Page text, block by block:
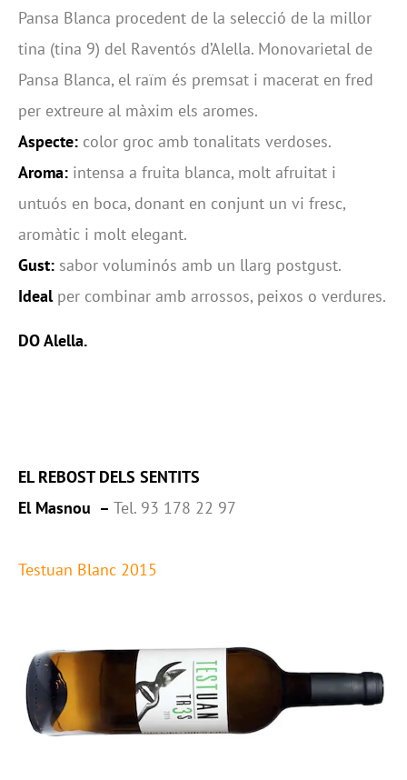
Pansa Blanca procedent de la selecció de la millor
tina (tina 9) del Raventós d’Alella. Monovarietal de
Pansa Blanca, el raïm és premsat i macerat en fred
per extreure al màxim els aromes.
Aspecte: color groc amb tonalitats verdoses.
Aroma: intensa a fruita blanca, molt afruitat i
untuós en boca, donant en conjunt un vi fresc,
aromàtic i molt elegant.
Gust: sabor voluminós amb un llarg postgust.
Ideal per combinar amb arrossos, peixos o verdures.
DO Alella.
EL REBOST DELS SENTITS
El Masnou – Tel. 93 178 22 97
Testuan Blanc 2015